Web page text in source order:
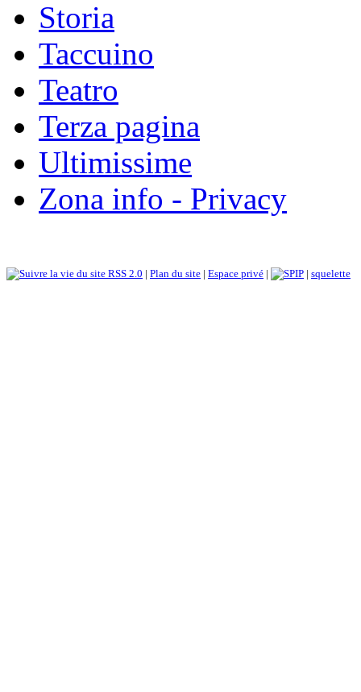
Storia
Taccuino
Teatro
Terza pagina
Ultimissime
Zona info - Privacy
RSS 2.0 | Plan du site | Espace privé | | squelette